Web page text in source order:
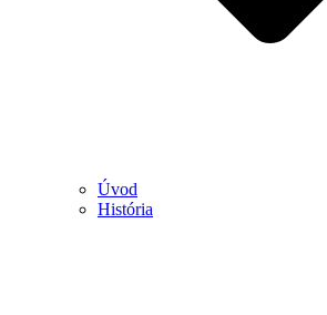
Úvod
História